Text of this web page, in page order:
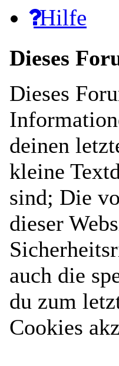
Hilfe
Dieses
Dieses
deinen
kleine
sind; Die
dieser
auch die
du zum
Cookies